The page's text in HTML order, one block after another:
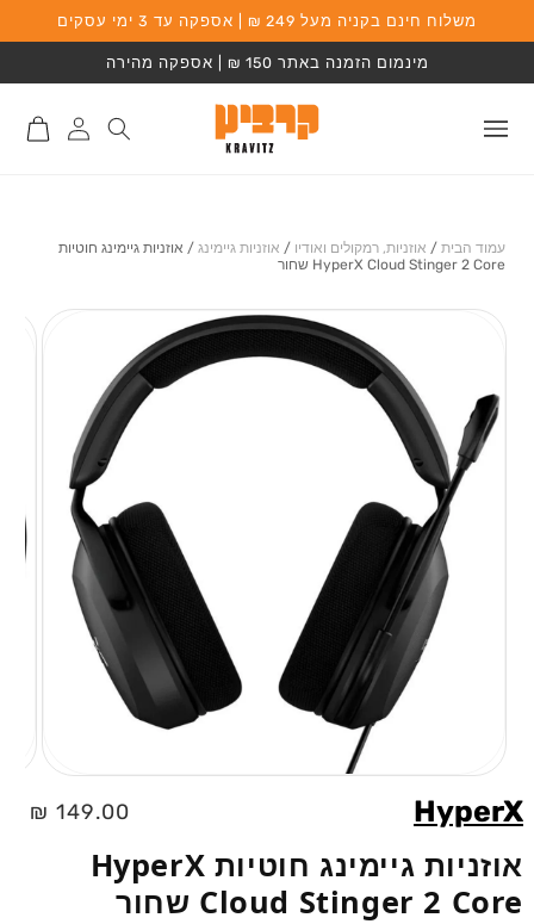
המשך לתוכן
משלוח חינם בקניה מעל 249 ₪ | אספקה עד 3 ימי עסקים
מינמום הזמנה באתר 150 ₪ | אספקה מהירה
התחברות
לאתר
סל
קניות
עמוד הבית / אוזניות, רמקולים ואודיו / אוזניות גיימינג / אוזניות גיימינג חוטיות
HyperX Cloud Stinger 2 Core שחור
HyperX
מחיר
149.00 ₪
אוזניות גיימינג חוטיות HyperX
Cloud Stinger 2 Core שחור
מעבר למידע על
1